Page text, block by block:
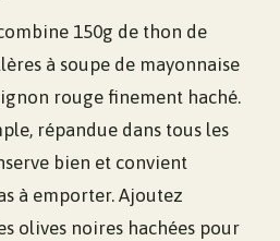
150g de thon de
à soupe de mayonnaise
rouge finement haché.
répandue dans tous les
bien et convient
à emporter. Ajoutez
olives noires hachées pour